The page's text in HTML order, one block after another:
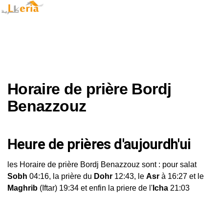
Horaire de prière Bordj
Benazzouz
Heure de prières d'aujourdh'ui
les Horaire de prière Bordj Benazzouz sont : pour salat
Sobh 04:16, la prière du Dohr 12:43, le Asr à 16:27 et le
Maghrib (Iftar) 19:34 et enfin la priere de l' Icha 21:03